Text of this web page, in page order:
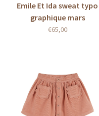
Emile Et Ida sweat typo
graphique mars
€65,00